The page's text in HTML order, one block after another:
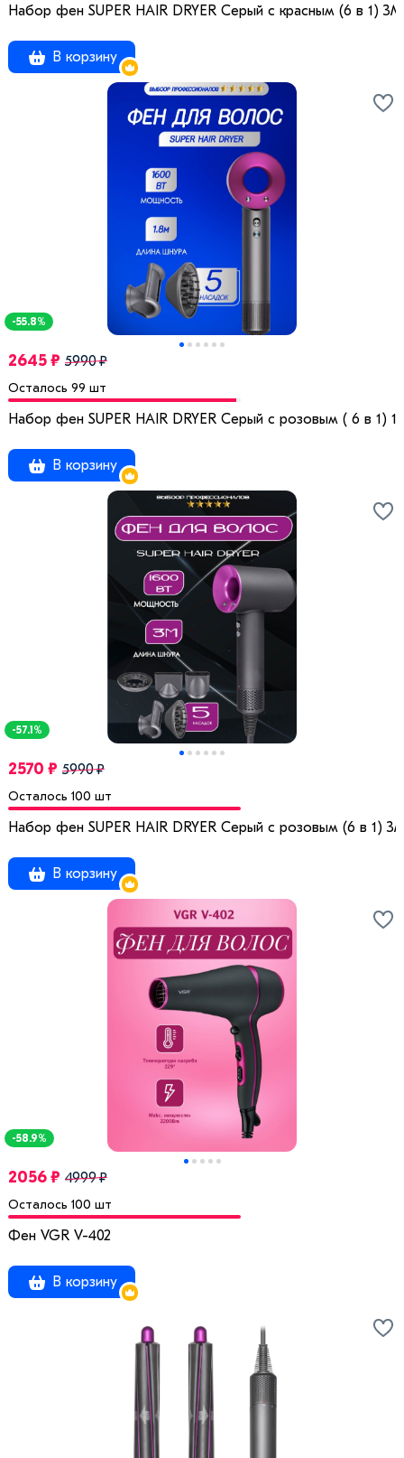
Набор фен SUPER HAIR DRYER Серый с красным (6 в 1) 3M
В корзину
-55.8%
2645 ₽ 5990 ₽
Осталось 99 шт
Набор фен SUPER HAIR DRYER Серый с розовым ( 6 в 1)
В корзину
-57.1%
2570 ₽ 5990 ₽
Осталось 100 шт
Набор фен SUPER HAIR DRYER Серый с розовым (6 в 1)
В корзину
-58.9%
2056 ₽ 4999 ₽
Осталось 100 шт
Фен VGR V-402
В корзину